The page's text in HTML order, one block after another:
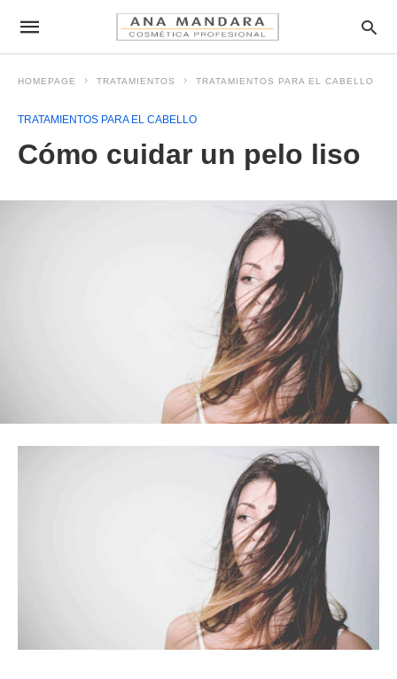
HOMEPAGE TRATAMIENTOS TRATAMIENTOS PARA EL CABELLO
TRATAMIENTOS PARA EL CABELLO
Cómo cuidar un pelo liso